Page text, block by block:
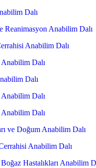
Dalı
Reanimasyon Anabilim Dalı
Anabilim Dalı
Dalı
Dalı
Dalı
Anabilim Dalı
ve Doğum Anabilim Dalı
Anabilim Dalı
Hastalıkları Anabilim